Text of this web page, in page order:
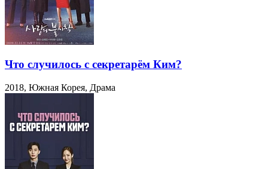
Что случилось с секретарём Ким?
2018, Южная Корея, Драма